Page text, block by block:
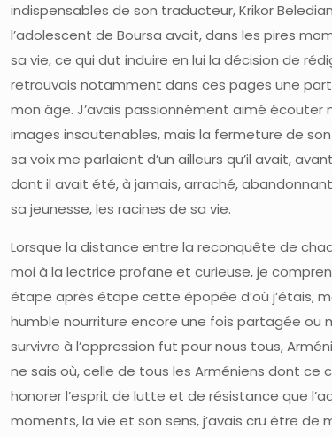
indispensables de son traducteur, Krikor
l’adolescent de Boursa avait, dans les pires
sa vie, ce qui dut induire en lui la décision de
retrouvais notamment dans ces pages une
mon âge. J’avais passionnément aimé
images insoutenables, mais la fermeture de
sa voix me parlaient d’un ailleurs qu’il avait,
dont il avait été, à jamais, arraché,
sa jeunesse, les racines de sa vie.
Lorsque la distance entre la reconquête de
moi à la lectrice profane et curieuse, je
étape après étape cette épopée d’où j’étais,
humble nourriture encore une fois partagée ou
survivre à l’oppression fut pour nous tous,
ne sais où, celle de tous les Arméniens dont
honorer l’esprit de lutte et de résistance que
moments, la vie et son sens, j’avais cru être de